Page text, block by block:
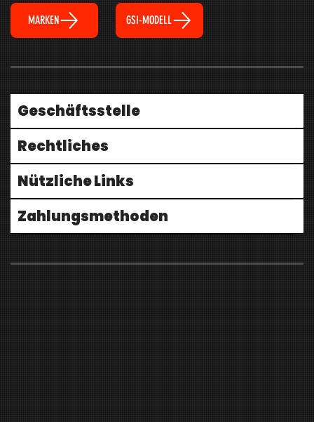
MARKEN GSI-MODELL
Geschäftsstelle
Rechtliches
Nützliche Links
Zahlungsmethoden